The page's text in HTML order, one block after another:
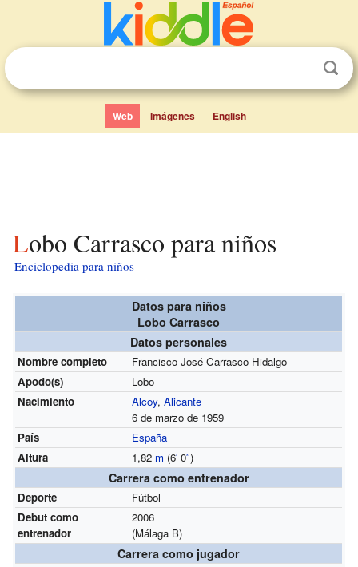
Web Imágenes English
Lobo Carrasco para niños
Enciclopedia para niños
Datos para niños
Lobo Carrasco
Datos personales
Nombre completo
Francisco José Carrasco Hidalgo
Apodo(s)
Lobo
Nacimiento
Alcoy, Alicante
6 de marzo de 1959
País
España
Altura
1,82 m (6′0″)
Carrera como entrenador
Deporte
Fútbol
Debut como
entrenador
2006
(Málaga B)
Carrera como jugador